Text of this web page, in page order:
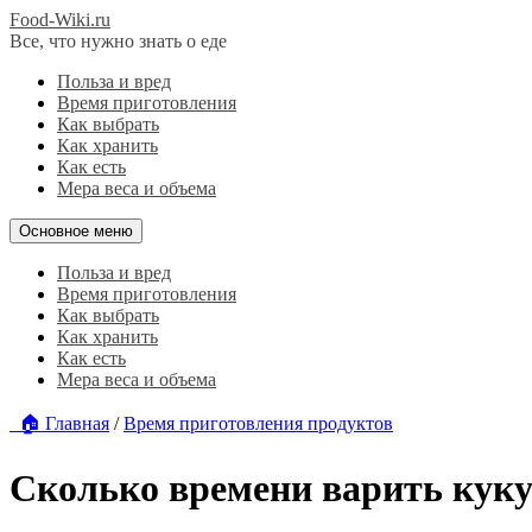
Food-Wiki.ru
Все, что нужно знать о еде
Польза и вред
Время приготовления
Как выбрать
Как хранить
Как есть
Мера веса и объема
Основное меню
Польза и вред
Время приготовления
Как выбрать
Как хранить
Как есть
Мера веса и объема
🏠 Главная /Время приготовления продуктов
Сколько времени варить